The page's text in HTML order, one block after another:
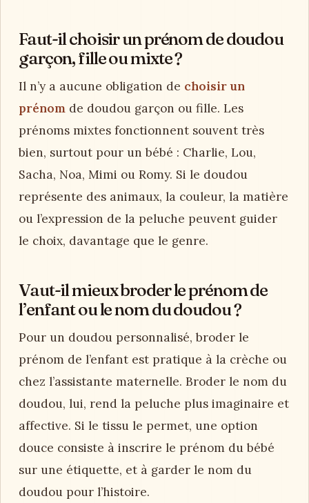
Faut-il choisir un prénom de doudou
garçon, fille ou mixte ?
Il n’y a aucune obligation de choisir un
prénom de doudou garçon ou fille. Les
prénoms mixtes fonctionnent souvent très
bien, surtout pour un bébé : Charlie, Lou,
Sacha, Noa, Mimi ou Romy. Si le doudou
représente des animaux, la couleur, la matière
ou l’expression de la peluche peuvent guider
le choix, davantage que le genre.
Vaut-il mieux broder le prénom de
l’enfant ou le nom du doudou ?
Pour un doudou personnalisé, broder le
prénom de l’enfant est pratique à la crèche ou
chez l’assistante maternelle. Broder le nom du
doudou, lui, rend la peluche plus imaginaire et
affective. Si le tissu le permet, une option
douce consiste à inscrire le prénom du bébé
sur une étiquette, et à garder le nom du
doudou pour l’histoire.